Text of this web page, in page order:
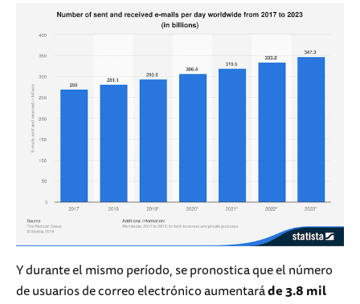
Y durante el mismo período, se pronostica que el número
de usuarios de correo electrónico aumentaráde 3.8 mil